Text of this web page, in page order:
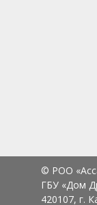
© РОО
ГБУ «Дом
420107, г.